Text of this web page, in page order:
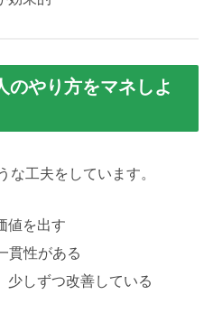
のやり方をマネしよ
な工夫をしています。
値を出す
貫性がある
少しずつ改善している